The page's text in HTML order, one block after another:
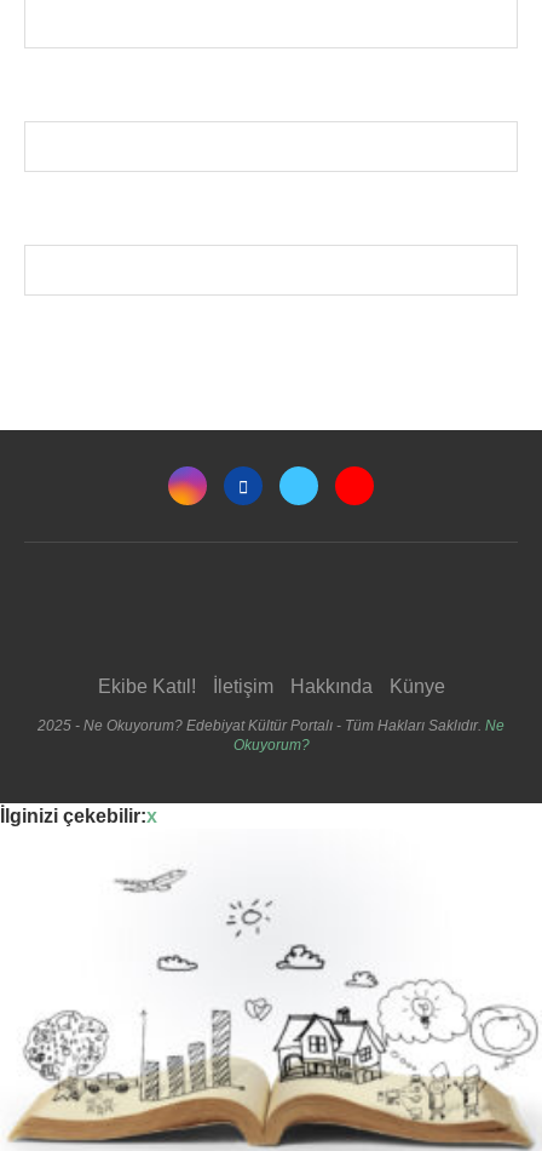
Ekibe Katıl! İletişim Hakkında Künye
2025 - Ne Okuyorum? Edebiyat Kültür Portalı - Tüm Hakları Saklıdır. Ne
Okuyorum?
İlginizi çekebilir:x